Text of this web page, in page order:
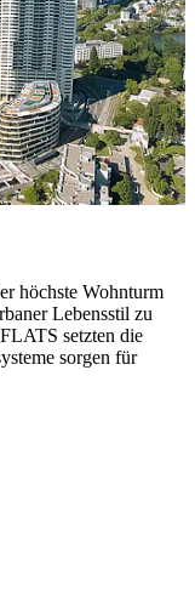
höchste Wohnturm
Lebensstil zu
setzten die
sorgen für